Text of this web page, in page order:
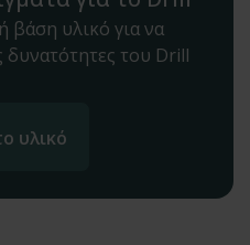
βάση υλικό για να
δυνατότητες του Drill
υλικό